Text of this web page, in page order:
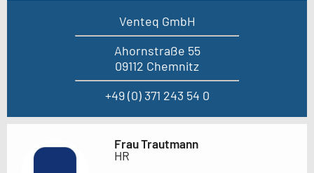
Venteq GmbH
Ahornstraße 55
09112 Chemnitz
+49 (0) 371 243 54 0
Frau Trautmann
HR